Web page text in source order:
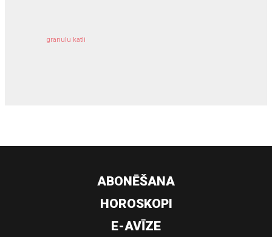
granulu katli
ABONĒŠANA
HOROSKOPI
E-AVĪZE